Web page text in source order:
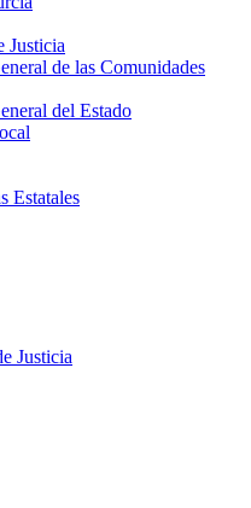
Justicia
de las Comunidades
del Estado
Estatales
Justicia